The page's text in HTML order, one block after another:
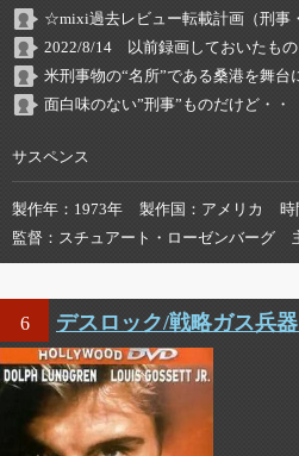
☆mixi過去レビュー転載計画（刑事
2022/8/14 以前録画しておいたも
米刑事物の“名所”である桑港を舞台
面白味のない”刑事”ものだけど・・
サスペンス
製作年 1973年 製作国 アメリカ 時
監督
スチュアート・ローゼンバーグ
6 デスロック/戦略ガス兵